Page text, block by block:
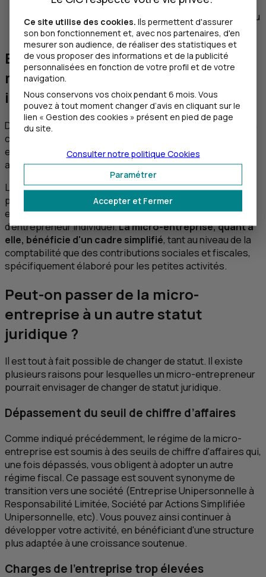
21,20%.
Location de meublés de tourisme classés : maintenu
à 6%.
Existe-t-il une différence entre la
micro-entreprise et l’entreprise
individuelle ?
Depuis 2022, le statut de micro-entreprise a été intégré à
celui de l'entreprise individuelle. Ainsi, toute micro-
entreprise est, de fait, une entreprise individuelle, mais
avec un régime fiscal et social spécifique.
Lorsque l'entrepreneur exerce son activité en son nom
propre, sans distinction entre son patrimoine personnel
et son patrimoine professionnel, il a le statut
d’entrepreneur individuel.La micro-entreprise, quant à
elle, bénéficie d'un cadre simplifié, tant au niveau de la
comptabilité que des contributions sociales et fiscales,
spécifiquement élaboré pour les petites activités.
Peut-on passer de la micro-
entreprise à un autre statut
juridique ?
Il est tout à fait possible de changer de statut. Il existe
plusieurs raisons pour lesquelles un micro-entrepreneur
pourrait envisager de changer de statut juridique.
Dépassement du seuil de chiffre d’affaires
Comme indiqué précédemment, le régime de la micro-
entreprise est soumis à des seuils de chiffre d'affaires qui,
une fois dépassés, vous obligent à adopter un autre
régime fiscal. Ce passage est souvent synonyme de
transition vers une société (Entreprise Unipersonnelle à
Responsabilité Limitée, Société par Actions Simplifiée
Unipersonnelle, etc). Vous pouvez ainsi continuer à
développer votre activité, en bénéficiant d'une structure
plus adaptée à une croissance soutenue.
Charges de l’entreprise trop élevées
Ce site utilise des cookies. Ils permettent d'assurer
son bon fonctionnement et, avec nos partenaires, d'en
mesurer son audience, de réaliser des statistiques et
de vous proposer des informations et de la publicité
personnalisées en fonction de votre profil et de votre
navigation.
Nous conservons vos choix pendant 6 mois. Vous
pouvez à tout moment changer d’avis en cliquant sur le
lien « Gestion des cookies » présent en pied de page
du site.
Accepter et Fermer
Paramétrer
Consulter notre politique Cookies